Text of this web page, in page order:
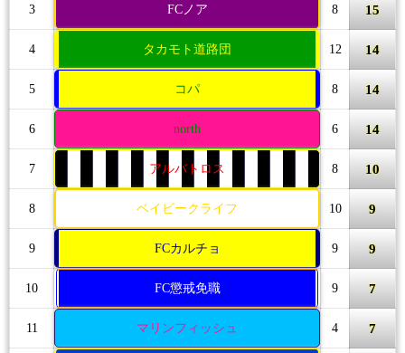
3 FCノア 8 15
4 タカモト道路団 12 14
5 コパ 8 14
6 north 6 14
7 アルバトロス 8 10
8 ベイビークライフ 10 9
9 FCカルチョ 9 9
10 FC懲戒免職 9 7
11 マリンフィッシュ 4 7